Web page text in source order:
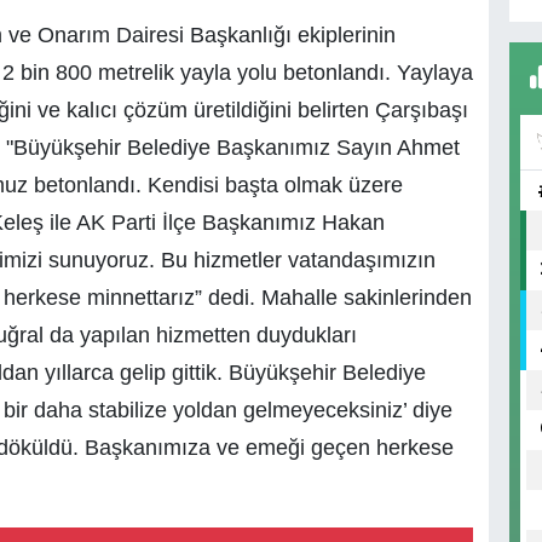
Onarım Dairesi Başkanlığı ekiplerinin
bin 800 metrelik yayla yolu betonlandı. Yaylaya
ve kalıcı çözüm üretildiğini belirten Çarşıbaşı
Belediye Başkanımız Sayın Ahmet
betonlandı. Kendisi başta olmak üzere
ile AK Parti İlçe Başkanımız Hakan
sunuyoruz. Bu hizmetler vatandaşımızın
minnettarız” dedi. Mahalle sakinlerinden
da yapılan hizmetten duydukları
yıllarca gelip gittik. Büyükşehir Belediye
daha stabilize yoldan gelmeyeceksiniz’ diye
Başkanımıza ve emeği geçen herkese